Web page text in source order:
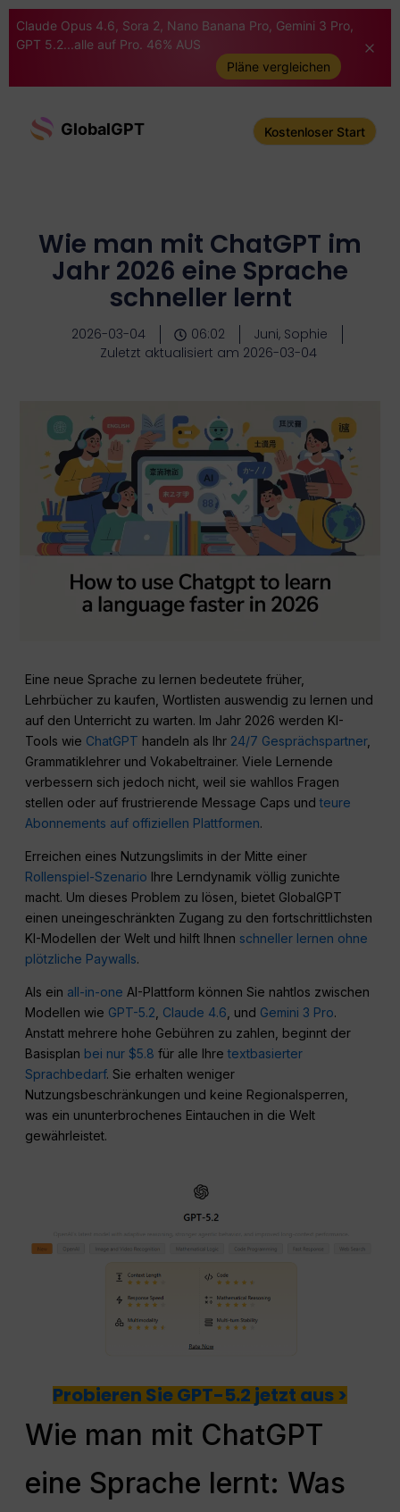
Claude Opus 4.6, Sora 2, Nano Banana Pro, Gemini 3 Pro,
GPT 5.2...alle auf Pro. 46% AUS
Pläne vergleichen
GlobalGPT Kostenloser Start
Wie man mit ChatGPT im
Jahr 2026 eine Sprache
schneller lernt
2026-03-04 06:02
Juni, Sophie
Zuletzt aktualisiert am 2026-03-04
Eine neue Sprache zu lernen bedeutete früher,
Lehrbücher zu kaufen, Wortlisten auswendig zu lernen und
auf den Unterricht zu warten. Im Jahr 2026 werden KI-
Tools wie ChatGPT handeln als Ihr 24/7 Gesprächspartner,
Grammatiklehrer und Vokabeltrainer. Viele Lernende
verbessern sich jedoch nicht, weil sie wahllos Fragen
stellen oder auf frustrierende Message Caps undteure
Abonnements auf offiziellen Plattformen.
Erreichen eines Nutzungslimits in der Mitte einer
Rollenspiel-Szenario Ihre Lerndynamik völlig zunichte
macht. Um dieses Problem zu lösen, bietet GlobalGPT
einen uneingeschränkten Zugang zu den fortschrittlichsten
KI-Modellen der Welt und hilft Ihnen schneller lernen ohne
plötzliche Paywalls.
Als ein all-in-one AI-Plattform können Sie nahtlos zwischen
Modellen wie GPT-5.2, Claude 4.6, und Gemini 3 Pro.
Anstatt mehrere hohe Gebühren zu zahlen, beginnt der
Basisplan bei nur $5.8 für alle Ihretextbasierter
Sprachbedarf. Sie erhalten weniger
Nutzungsbeschränkungen und keine Regionalsperren,
was ein ununterbrochenes Eintauchen in die Welt
gewährleistet.
Probieren Sie GPT-5.2 jetzt aus >
Wie man mit ChatGPT
eine Sprache lernt: Was